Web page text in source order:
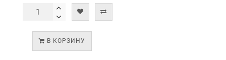
В КОРЗИНУ